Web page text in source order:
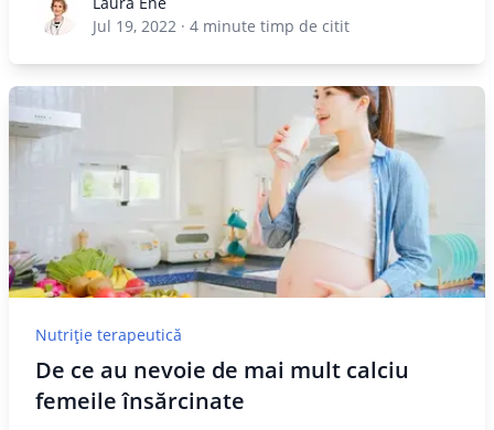
Jul 19, 2022 · 4 minute timp de citit
Nutriție terapeutică
De ce au nevoie de mai mult calciu
femeile însărcinate